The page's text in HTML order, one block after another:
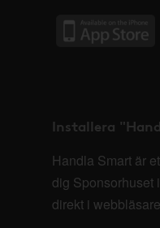
Installera
Handla Smart är
dig Sponsorhuset
direkt i